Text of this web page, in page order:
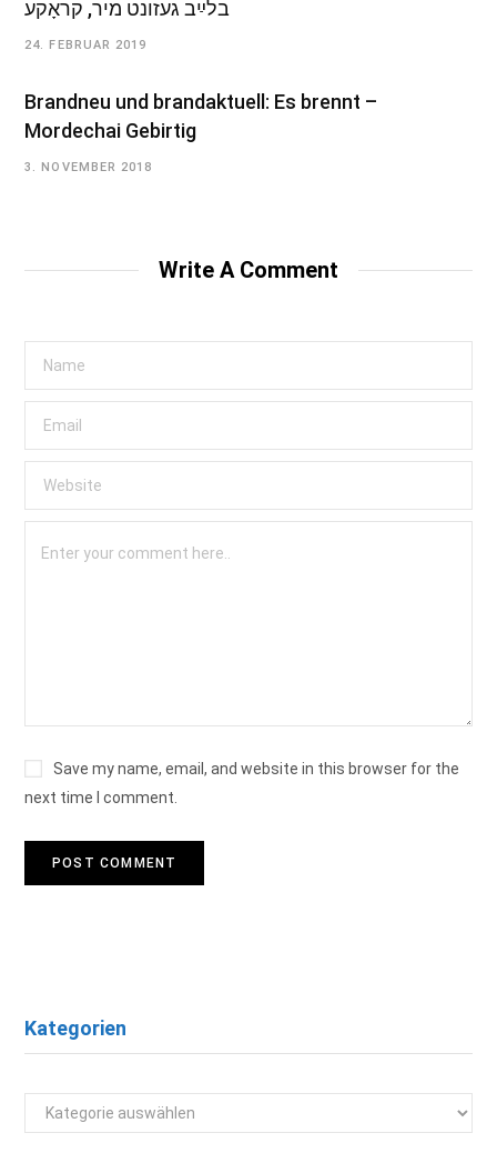
בלײַב געזונט מיר, קראָקע
24. FEBRUAR 2019
Brandneu und brandaktuell: Es brennt –
Mordechai Gebirtig
3. NOVEMBER 2018
Write A Comment
Save my name, email, and website in this browser for the
next time I comment.
Kategorien
Kategorien